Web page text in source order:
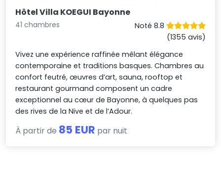
Hôtel Villa KOEGUI Bayonne
41 chambres
Noté 8.8
(1355 avis)
Vivez une expérience raffinée mêlant élégance
contemporaine et traditions basques. Chambres au
confort feutré, œuvres d’art, sauna, rooftop et
restaurant gourmand composent un cadre
exceptionnel au cœur de Bayonne, à quelques pas
des rives de la Nive et de l’Adour.
À partir de 85 EUR par nuit